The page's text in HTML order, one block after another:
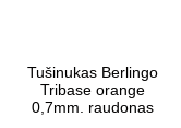
Tušinukas Berlingo
Tribase orange
0,7mm. raudonas